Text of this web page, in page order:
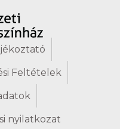
Feltételek
nyilatkozat